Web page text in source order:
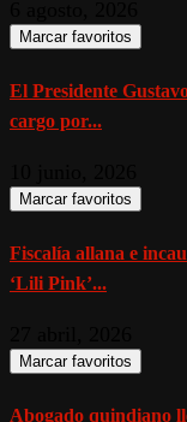
Marcar favoritos
El Presidente
cargo por...
Marcar favoritos
Fiscalía allana e
‘Lili Pink’...
Marcar favoritos
Abogado quindiano